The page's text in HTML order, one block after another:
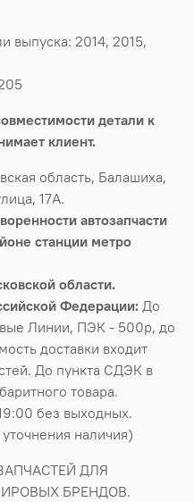
выпуска: 2014, 2015,
детали к
клиент.
область, Балашиха,
17А.
автозапчасти
станции метро
области.
Федерации: До
Линии, ПЭК - 500р, до
доставки входит
До пункта СДЭК в
товара.
без выходных.
наличия)
ДЛЯ
БРЕНДОВ.